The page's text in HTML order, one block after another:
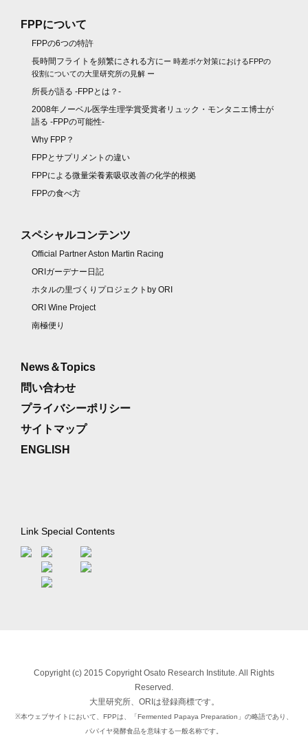
FPPについて
FPPの6つの特許
長時間フライトを頻繁にされる方にー 時差ボケ対策におけるFPPの
役割についての大里研究所の見解 ー
所長が語る -FPPとは？-
2008年ノーベル医学生理学賞受賞者リュック・モンタニエ博士が
語る -FPPの可能性-
Why FPP？
FPPとサプリメントの違い
FPPによる微量栄養素吸収改善の化学的根拠
FPPの食べ方
スペシャルコンテンツ
Official Partner Aston Martin Racing
ORIガーデナー日記
ホタルの里づくりプロジェクトby ORI
ORI Wine Project
南極便り
News＆Topics
問い合わせ
プライバシーポリシー
サイトマップ
ENGLISH
Link Special Contents
Copyright (c) 2015 Copyright Osato Research Institute. All Rights
Reserved.
大里研究所、ORIは登録商標です。
※本ウェブサイトにおいて、FPPは、「Fermented Papaya Preparation」の略語であり、
パパイヤ発酵食品を意味する一般名称です。